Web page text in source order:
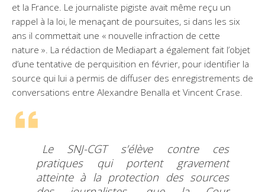
et la France. Le journaliste pigiste avait même reçu un
rappel à la loi, le menaçant de poursuites, si dans les six
ans il commettait une « nouvelle infraction de cette
nature ». La rédaction de Mediapart a également fait l’objet
d’une tentative de perquisition en février, pour identifier la
source qui lui a permis de diffuser des enregistrements de
conversations entre Alexandre Benalla et Vincent Crase.
Le SNJ-CGT s’élève contre ces
pratiques qui portent gravement
atteinte à la protection des sources